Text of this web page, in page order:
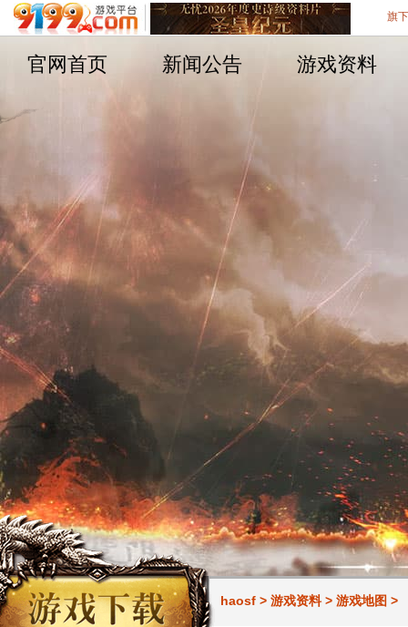
官网首页 新闻公告 游戏资料
haosf > 游戏资料> 游戏地图 >
旗